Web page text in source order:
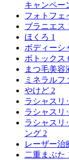
キャンペー
フォトフェ
ブラニエス
ほくろ 1
ボディーシ
ボトックス
まつ毛美容
ミネラルフ
やけど 2
ラシャスリ
ラシャスリ
ラシャスリ
ング 2
レーザー治
二重まぶた